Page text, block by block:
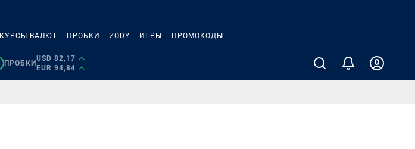
КУРСЫ ВАЛЮТ ПРОБКИ ZODY ИГРЫ ПРОМОКОДЫ
ПРОБКИ
USD 82,17
EUR 94,84